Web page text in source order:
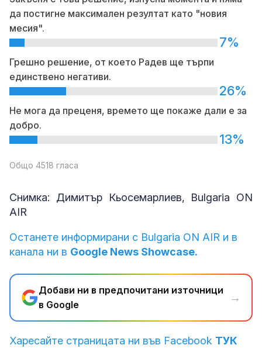
да постигне максимален резултат като "новия
месия".
7%
Грешно решение, от което Радев ще търпи
единствено негативи.
26%
Не мога да преценя, времето ще покаже дали е за
добро.
13%
Общо 4518 гласа
Снимка: Димитър Кьосемарлиев, Bulgaria ON
AIR
Останете информирани с Bulgaria ON AIR и в
канала ни в Google News Showcase.
Добави ни в предпочитани източници
в Google
→
Харесайте страницата ни във Facebook ТУК